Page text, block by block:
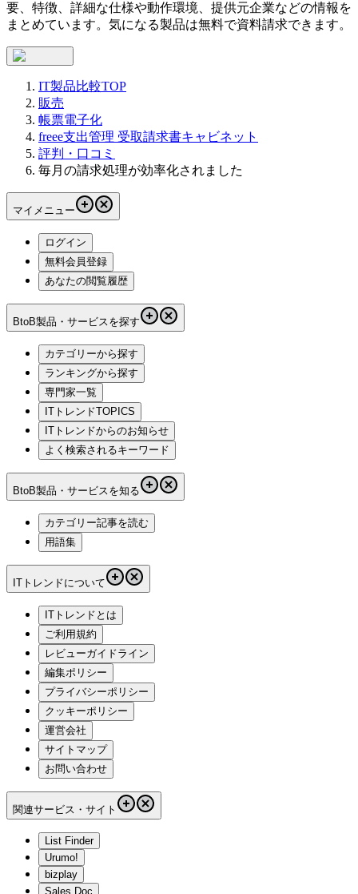
要、特徴、詳細な仕様や動作環境、提供元企業などの情報を
まとめています。気になる製品は無料で資料請求できます。
IT製品比較TOP
販売
帳票電子化
freee支出管理 受取請求書キャビネット
評判・口コミ
毎月の請求処理が効率化されました
マイメニュー
ログイン
無料会員登録
あなたの閲覧履歴
BtoB製品・サービスを探す
カテゴリーから探す
ランキングから探す
専門家一覧
ITトレンドTOPICS
ITトレンドからのお知らせ
よく検索されるキーワード
BtoB製品・サービスを知る
カテゴリー記事を読む
用語集
ITトレンドについて
ITトレンドとは
ご利用規約
レビューガイドライン
編集ポリシー
プライバシーポリシー
クッキーポリシー
運営会社
サイトマップ
お問い合わせ
関連サービス・サイト
List Finder
Urumo!
bizplay
Sales Doc